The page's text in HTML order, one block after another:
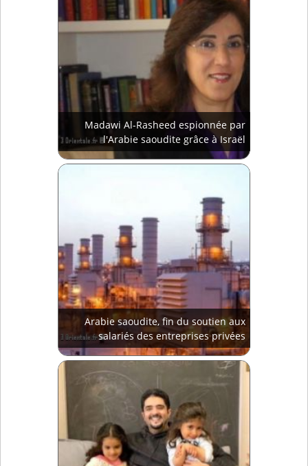
Madawi Al-Rasheed espionnée par
l'Arabie saoudite grâce à Israël
Arabie saoudite, fin du soutien aux
salariés des entreprises privées